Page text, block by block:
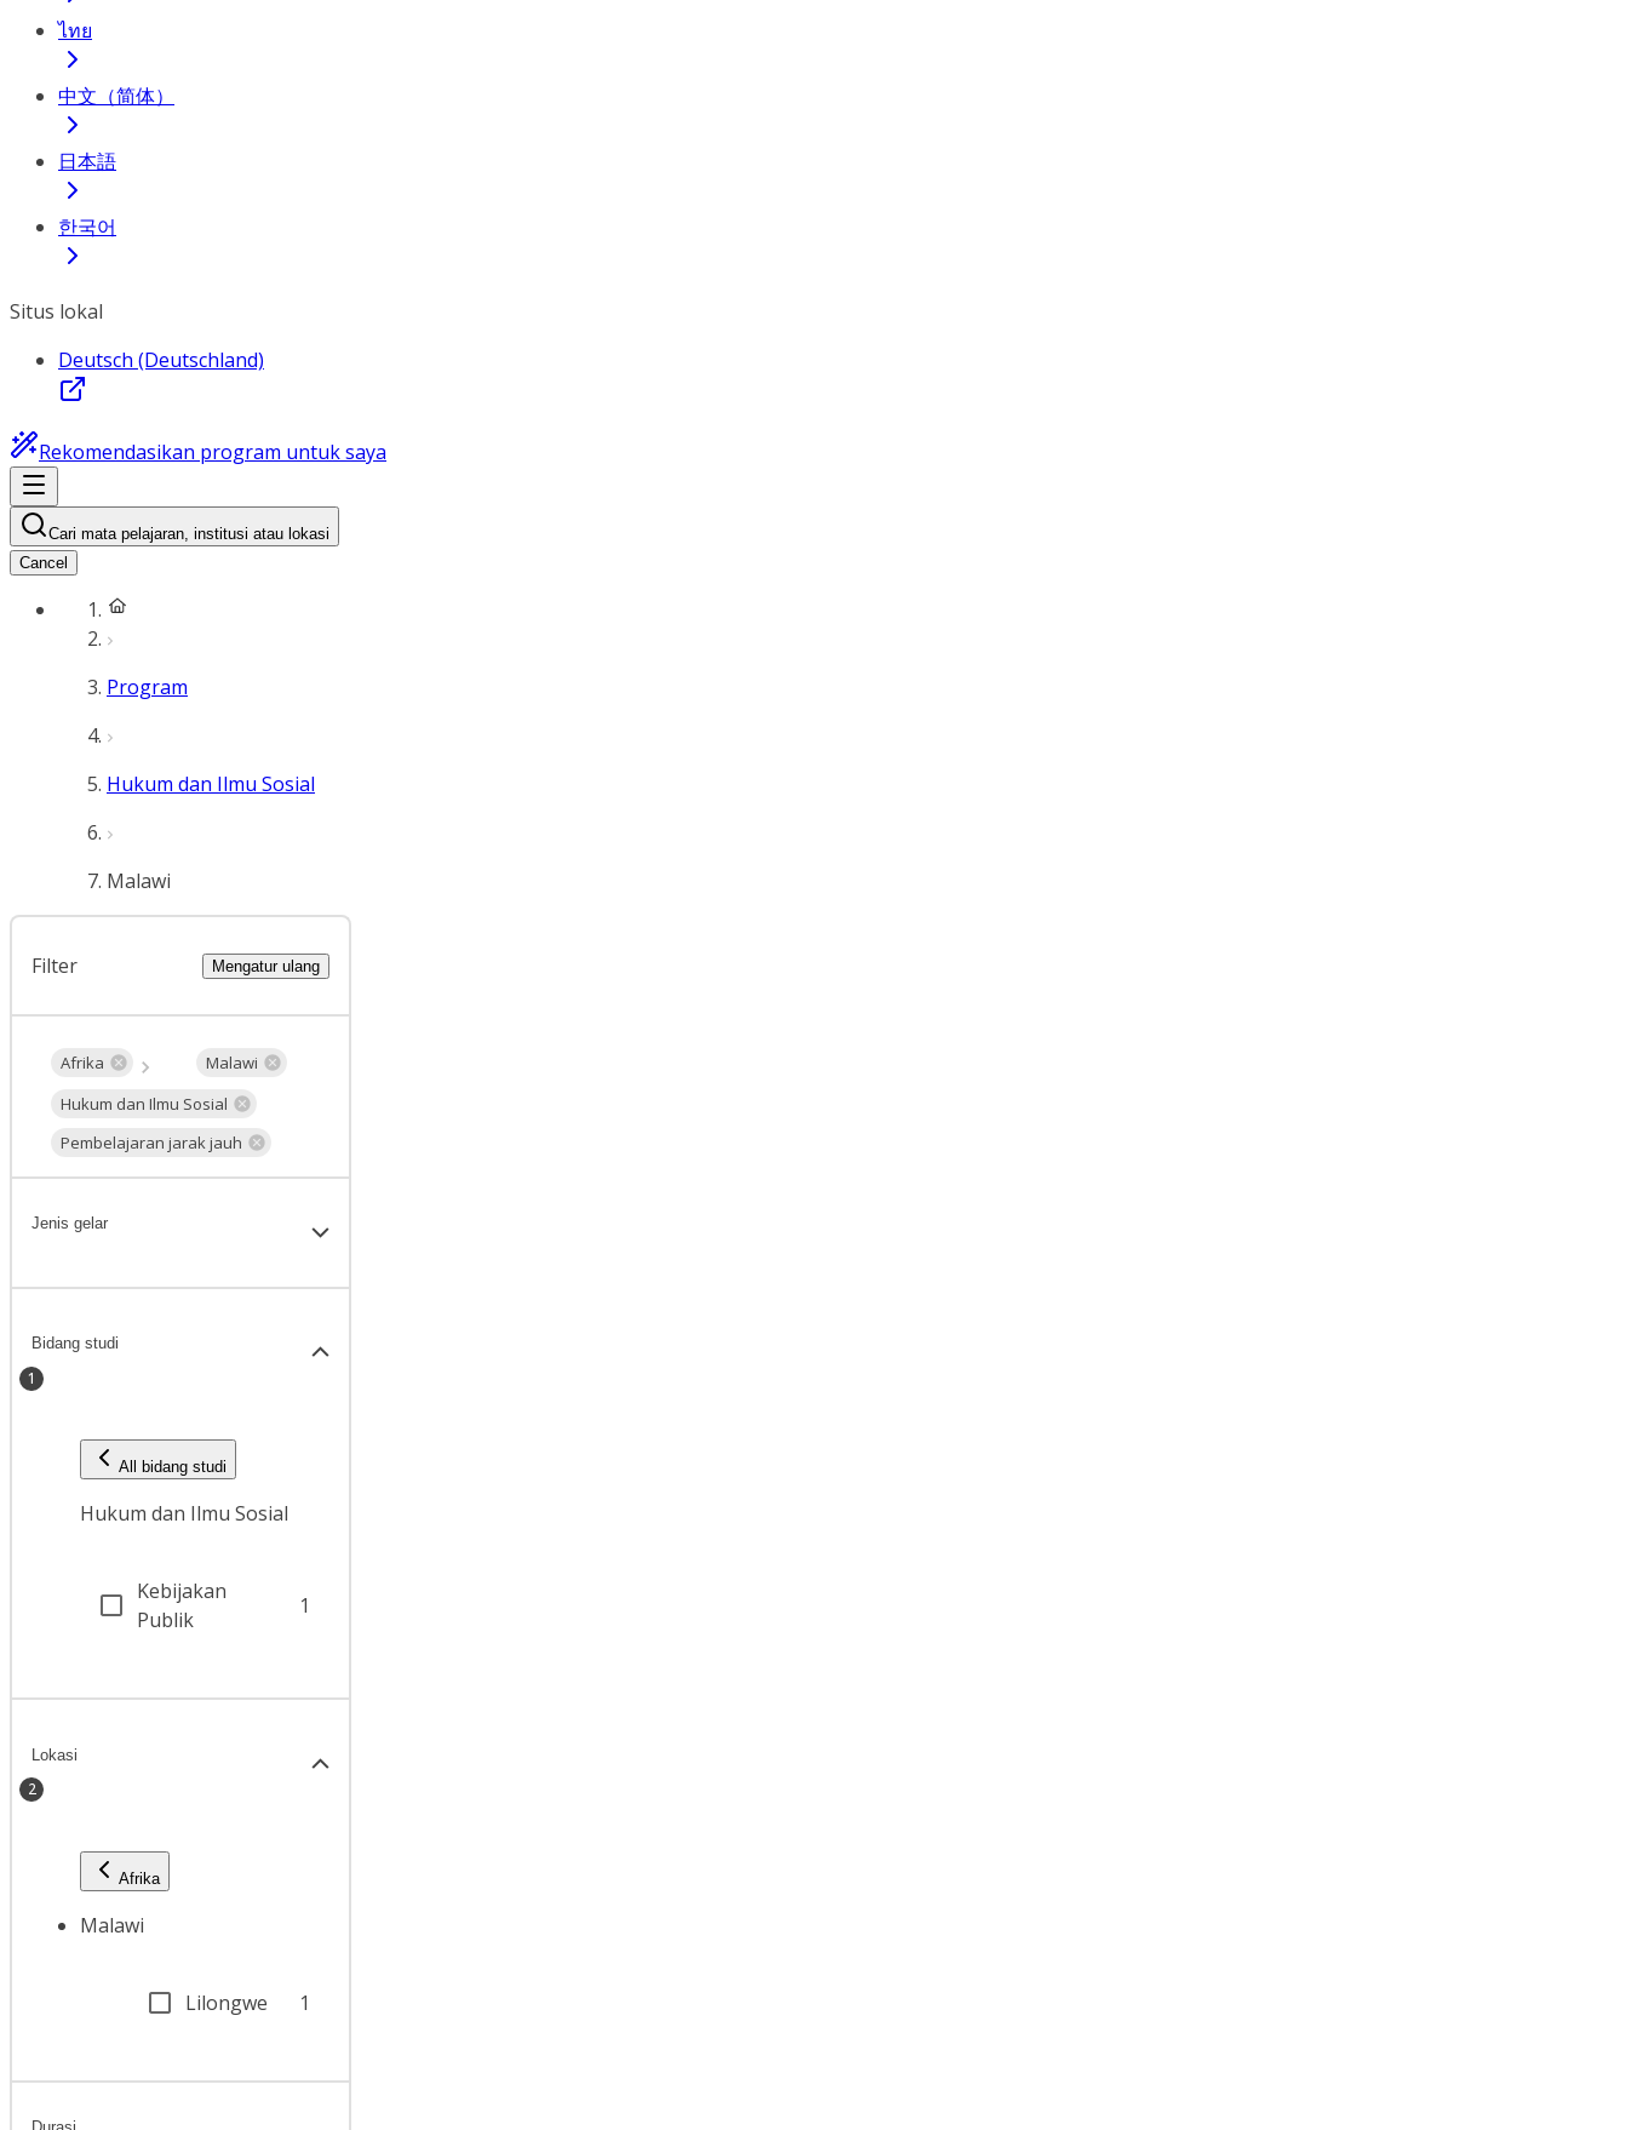
ไทย
中文（简体）
日本語
한국어
Situs lokal
Deutsch (Deutschland)
Rekomendasikan program untuk saya
Cari mata pelajaran, institusi atau lokasi
Cancel
Program
Hukum dan Ilmu Sosial
Malawi
Filter Mengatur ulang
Afrika
Malawi
Hukum dan Ilmu Sosial
Pembelajaran jarak jauh
Jenis gelar
Bidang studi
1
All bidang studi
Hukum dan Ilmu Sosial
Kebijakan
Publik
1
Lokasi
2
Afrika
Malawi
Lilongwe 1